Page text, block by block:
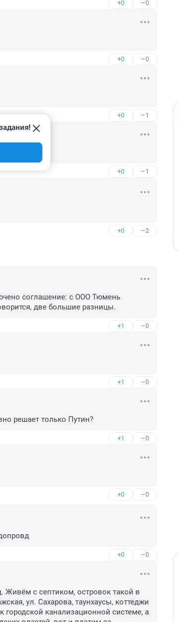
+0 –0
+0 –0
+0 –1
?
+0 –1
+0 –2
соглашение: с ООО Тюмень
две большие разницы.
+1 –0
+1 –0
решает только Путин?
+1 –0
+0 –0
+0 –0
Живём с септиком, островок такой в
ул. Сахарова, таунхаусы, коттеджи
канализационной системе, а